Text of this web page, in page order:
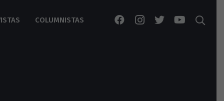
COLUMNISTAS